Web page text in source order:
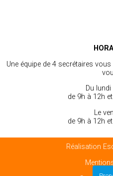
Une équipe de 4 secrétaires
Du lundi
de 9h à 12h
Le
de 9h à 12h
Réalisation